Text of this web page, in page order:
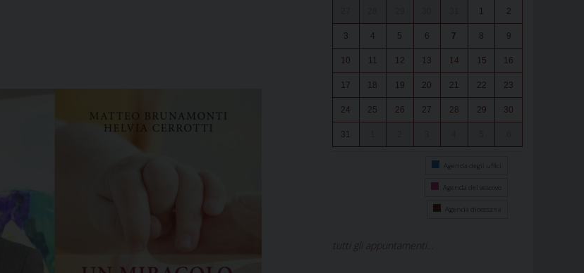
1 2
3 4 5 6 7 8 9
10 11 12 13 14 15 16
17 18 19 20 21 22 23
24 25 26 27 28 29 30
31
Agenda degli uffici
Agenda del vescovo
Agenda diocesana
tutti gli appuntamenti...